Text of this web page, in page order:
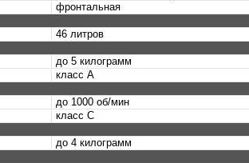
фронтальная
46 литров
до 5 килограмм
класс A
до 1000 об/мин
класс C
до 4 килограмм